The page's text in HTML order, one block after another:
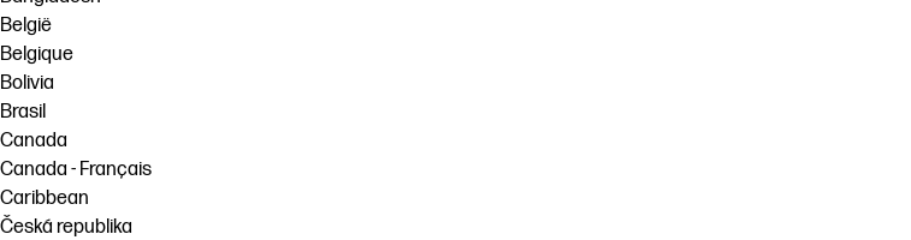
België
Belgique
Bolivia
Brasil
Canada
Canada - Français
Caribbean
Česká republika